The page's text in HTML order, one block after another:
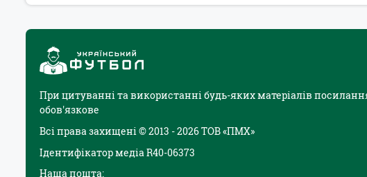
При цитуванні та використанні будь-яких матеріалів
обов'язкове
Всі права захищені © 2013 - 2026 ТОВ «ПМХ»
Ідентифікатор медіа R40-06373
Наша пошта: